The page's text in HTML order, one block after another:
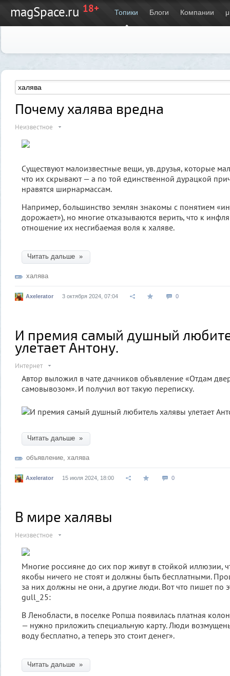
magSpace.ru 18+ Топики Блоги Компании μ
Почему халява вредна
Неизвестное
Существуют малоизвестные вещи, ув. друзья, которые
что их скрывают — а по той единственной дурацкой
нравятся ширнармассам.
Например, большинство землян знакомы с понятием
дорожает»), но многие отказываются верить, что к
отношение их несгибаемая воля к халяве.
Читать дальше »
халява
Axelerator 3 октября 2024, 07:04 0
И премия самый душный
улетает Антону.
Интернет
Автор выложил в чате дачников объявление «Отдам
самовывозом». И получил вот такую переписку.
Читать дальше »
объявление, халява
Axelerator 15 июля 2024, 18:00 0
В мире халявы
Неизвестное
Многие россияне до сих пор живут в стойкой иллюзии,
якобы ничего не стоят и должны быть бесплатными.
за них должны не они, а другие люди. Вот что пишет по
gull_25:
В Ленобласти, в поселке Ропша появилась платная
— нужно приложить специальную карту. Люди
воду бесплатно, а теперь это стоит денег».
Читать дальше »